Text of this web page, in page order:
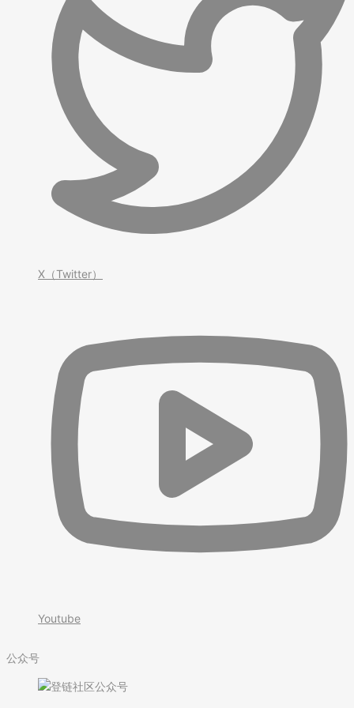
X（Twitter）
Youtube
公众号